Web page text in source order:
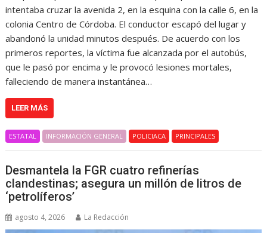
intentaba cruzar la avenida 2, en la esquina con la calle 6, en la
colonia Centro de Córdoba. El conductor escapó del lugar y
abandonó la unidad minutos después. De acuerdo con los
primeros reportes, la víctima fue alcanzada por el autobús,
que le pasó por encima y le provocó lesiones mortales,
falleciendo de manera instantánea…
LEER MÁS
ESTATAL INFORMACIÓN GENERAL POLICIACA PRINCIPALES
Desmantela la FGR cuatro refinerías
clandestinas; asegura un millón de litros de
‘petrolíferos’
agosto 4, 2026 La Redacción